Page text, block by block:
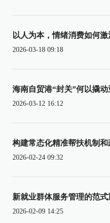
以人为本，情绪消费如何
2026-03-18 09:18
海南自贸港“封关”何以撬
2026-03-12 16:12
构建常态化精准帮扶机制和
2026-02-24 09:32
新就业群体服务管理的范
2026-02-09 14:25